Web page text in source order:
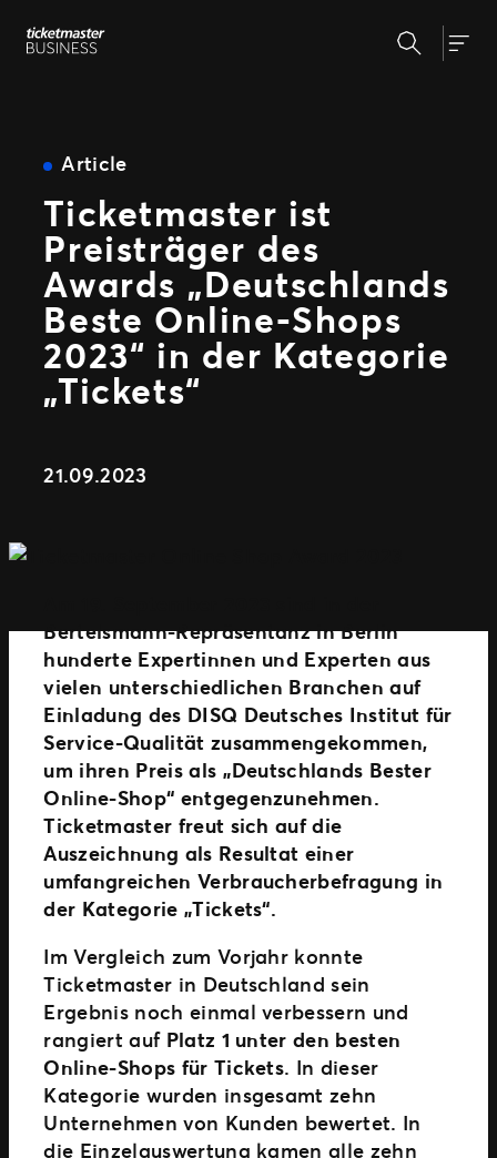
Zum
Inhalt
Unsere Lösungen
Ticketverkauf
Marketing und Auswertung
Partnerschaft mit Experten
Fan Experience
WEITERE PARTNERSCHAFTSMÖGLICHKEITEN
Sport
Warum Ticketmaster
Unsere Geschichte
Unsere Kunden
Support
Suchen
Article
Ticketmaster ist
Preisträger des
Awards „Deutschlands
Beste Online-Shops
2023“ in der Kategorie
„Tickets“
21.09.2023
Bertelsmann-Repräsentanz in Berlin
hunderte Expertinnen und Experten aus
vielen unterschiedlichen Branchen auf
Einladung des DISQ Deutsches Institut für
Service-Qualität zusammengekommen,
um ihren Preis als „Deutschlands Bester
Online-Shop“ entgegenzunehmen.
Ticketmaster freut sich auf die
Auszeichnung als Resultat einer
umfangreichen Verbraucherbefragung in
der Kategorie „Tickets“.
Im Vergleich zum Vorjahr konnte
Ticketmaster in Deutschland sein
Ergebnis noch einmal verbessern und
rangiert auf Platz 1 unter den besten
Online-Shops für Tickets. In dieser
Kategorie wurden insgesamt zehn
Unternehmen von Kunden bewertet. In
die Einzelauswertung kamen alle zehn